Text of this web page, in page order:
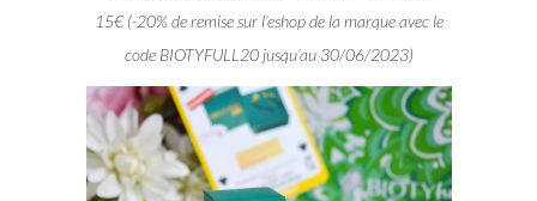
15€ (-20% de remise sur l’eshop de la marque avec le
code BIOTYFULL20 jusqu’au 30/06/2023)